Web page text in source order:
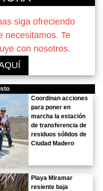
siga ofreciendo
necesitamos. Te
con nosotros.
Coordinan acciones
para poner en
marcha la estación
de transferencia de
residuos sólidos de
Ciudad Madero
Playa Miramar
resiente baja